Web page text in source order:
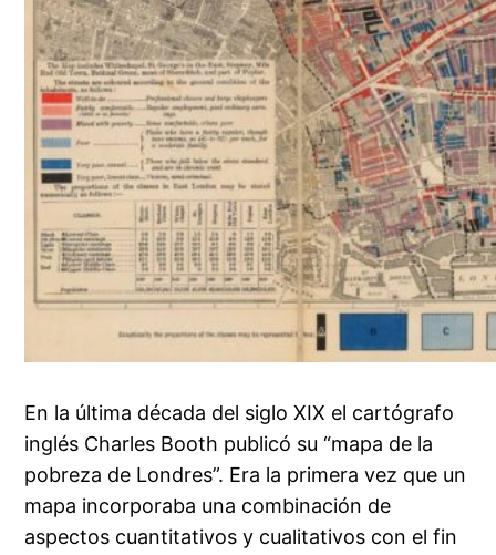
En la última década del siglo XIX el cartógrafo
inglés Charles Booth publicó su “mapa de la
pobreza de Londres”. Era la primera vez que un
mapa incorporaba una combinación de
aspectos cuantitativos y cualitativos con el fin